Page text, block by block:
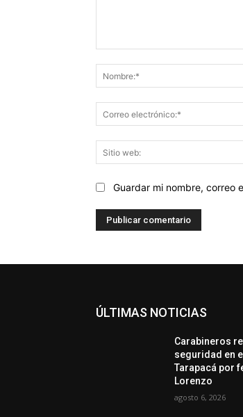
Guardar mi nombre, correo
ÚLTIMAS NOTICIAS
Carabineros
seguridad en
Tarapacá por
Lorenzo
agosto 6, 2026